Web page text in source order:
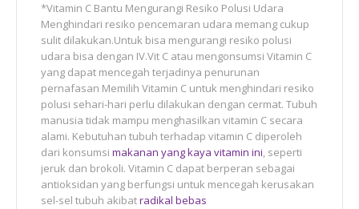
*Vitamin C Bantu Mengurangi Resiko Polusi Udara
Menghindari resiko pencemaran udara memang cukup
sulit dilakukan.Untuk bisa mengurangi resiko polusi
udara bisa dengan IV.Vit C atau mengonsumsi Vitamin C
yang dapat mencegah terjadinya penurunan
pernafasan Memilih Vitamin C untuk menghindari resiko
polusi sehari-hari perlu dilakukan dengan cermat. Tubuh
manusia tidak mampu menghasilkan vitamin C secara
alami. Kebutuhan tubuh terhadap vitamin C diperoleh
dari konsumsimakanan yang kaya vitamin ini, seperti
jeruk dan brokoli. Vitamin C dapat berperan sebagai
antioksidan yang berfungsi untuk mencegah kerusakan
sel-sel tubuh akibatradikal bebas